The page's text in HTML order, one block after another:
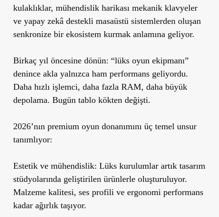
kulaklıklar, mühendislik harikası mekanik klavyeler
ve yapay zekâ destekli masaüstü sistemlerden oluşan
senkronize bir ekosistem kurmak anlamına geliyor.
Birkaç yıl öncesine dönün: “lüks oyun ekipmanı”
denince akla yalnızca ham performans geliyordu.
Daha hızlı işlemci, daha fazla RAM, daha büyük
depolama. Bugün tablo kökten değişti.
2026’nın premium oyun donanımını üç temel unsur
tanımlıyor:
Estetik ve mühendislik: Lüks kurulumlar artık tasarım
stüdyolarında geliştirilen ürünlerle oluşturuluyor.
Malzeme kalitesi, ses profili ve ergonomi performans
kadar ağırlık taşıyor.